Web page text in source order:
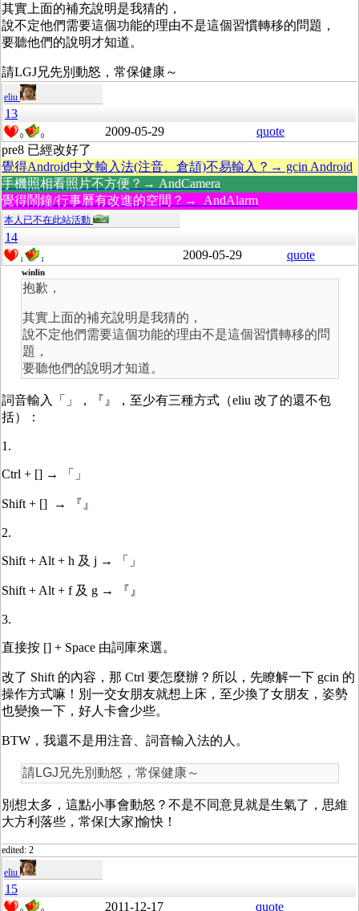
其實上面的補充說明是我猜的，
說不定他們需要這個功能的理由不是這個習慣轉移的問題，
要聽他們的說明才知道。
請LGJ兄先別動怒，常保健康～
eliu
13
0 0 2009-05-29
quote
pre8 已經改好了
覺得Android中文輸入法(注音、倉頡)不易輸入？→ gcin Android
手機照相看照片不方便？→ AndCamera
覺得鬧鐘/行事曆有改進的空間？→ AndAlarm
本人已不在此站活動
14
1 1 2009-05-29 quote
winlin
抱歉，
其實上面的補充說明是我猜的，
說不定他們需要這個功能的理由不是這個習慣轉移的問
題，
要聽他們的說明才知道。
詞音輸入「」，『』，至少有三種方式（eliu 改了的還不包
括）：
1.
Ctrl + [] → 「」
Shift + [] → 『』
2.
Shift + Alt + h 及 j → 「」
Shift + Alt + f 及 g → 『』
3.
直接按 [] + Space 由詞庫來選。
改了 Shift 的內容，那 Ctrl 要怎麼辦？所以，先瞭解一下 gcin 的
操作方式嘛！別一交女朋友就想上床，至少換了女朋友，姿勢
也變換一下，好人卡會少些。
BTW，我還不是用注音、詞音輸入法的人。
請LGJ兄先別動怒，常保健康～
別想太多，這點小事會動怒？不是不同意見就是生氣了，思維
大方利落些，常保[大家]愉快！
edited: 2
eliu
15
2011-12-17 quote